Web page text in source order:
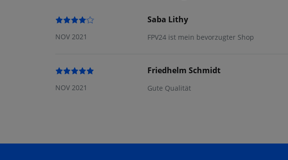
NOV 2021
Saba Lithy
FPV24 ist mein bevorzugter Shop
NOV 2021
Friedhelm Schmidt
Gute Qualität